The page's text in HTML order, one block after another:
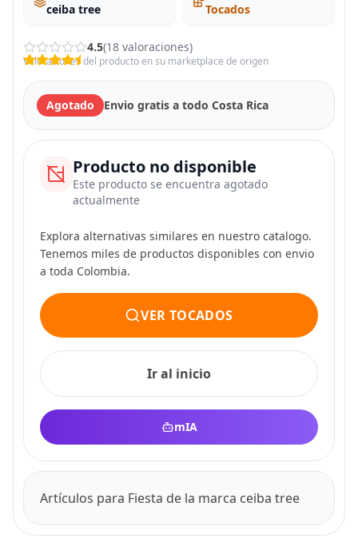
ceiba tree Tocados
4.5(18 valoraciones)
Valoraciones del producto en su marketplace de origen
Agotado Envio gratis a todo Costa Rica
Producto no disponible
Este producto se encuentra agotado
actualmente
Explora alternativas similares en nuestro catalogo.
Tenemos miles de productos disponibles con envio
a toda Colombia.
VER TOCADOS
Ir al inicio
mIA
Artículos para Fiesta de la marca ceiba tree